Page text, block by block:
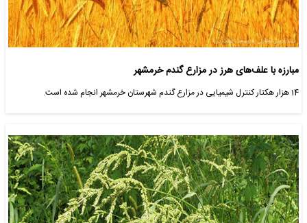
مبارزه با علف‌های هرز در مزارع گندم خرمشهر
14 هزار هکتار کنترل شیمیایی در مزارع گندم شهرستان خرمشهر انجام شده است.